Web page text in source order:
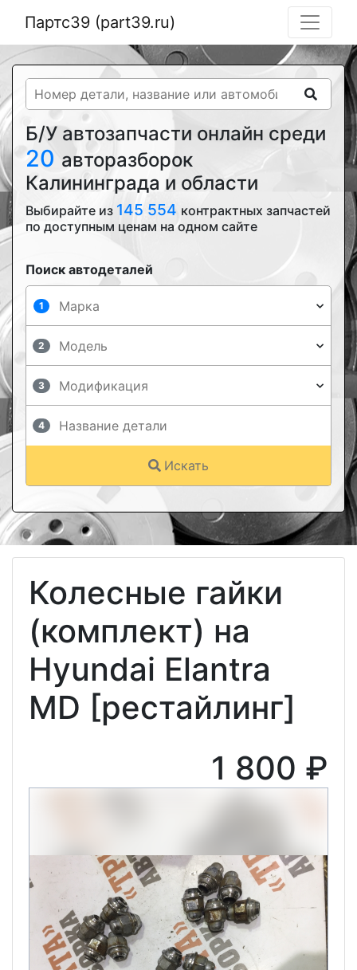
Партс39 (part39.ru)
Б/У автозапчасти онлайн среди
20 авторазборок
Калининграда и области
Выбирайте из 145 554 контрактных запчастей
по доступным ценам на одном сайте
Поиск автодеталей
1
2
3
4
Искать
Колесные гайки
(комплект) на
Hyundai Elantra
MD [рестайлинг]
1 800 ₽